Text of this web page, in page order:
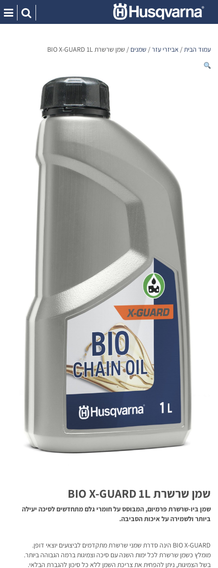
content
עמוד הבית/ אביזרי עזר/ שמנים / שמן שרשרת BIO X-GUARD 1L
שמן שרשרת BIO X-GUARD 1L
שמן ביו-שרשרת פרמיום, המבוסס על חומרי גלם מתחדשים לסיכה יעילה
ביותר ולשמירה על איכות הסביבה.
BIO X-GUARD הינה סדרת שמני שרשרת מתקדמים לביצועים יוצאי דופן.
מומלץ כשמן שרשרת לכל ימות השנה עם סיכה וצמיגות ברמה הגבוהה ביותר.
בשל הצמיגות, ניתן להפחית את צריכת השמן ללא כל סיכון להגברת הבלאי.